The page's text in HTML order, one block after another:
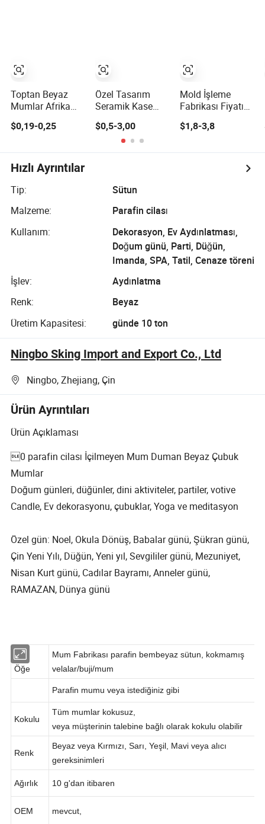
Toptan Beyaz
Mumlar Afrika
Sütun Dekoratif
$0,19-0,25
Özel Tasarım
Seramik Kase
Sitrus Mumlar
$0,5-3,00
Mold İşleme
Fabrikası Fiyatı
Bazlı Parfüm
$1,8-3,8
Hızlı Ayrıntılar
Tip:
Sütun
Malzeme:
Parafin cilası
Kullanım:
Dekorasyon, Ev Aydınlatması,
Doğum günü, Parti, Düğün,
Imanda, SPA, Tatil, Cenaze töreni
İşlev:
Aydınlatma
Renk:
Beyaz
Üretim Kapasitesi:
günde 10 ton
Ningbo Sking Import and Export Co., Ltd
Ningbo, Zhejiang, Çin
Ürün Ayrıntıları
Ürün Açıklaması
0 parafin cilası İçilmeyen Mum Duman Beyaz Çubuk
Mumlar
Doğum günleri, düğünler, dini aktiviteler, partiler, votive
Candle, Ev dekorasyonu, çubuklar, Yoga ve meditasyon
Özel gün: Noel, Okula Dönüş, Babalar günü, Şükran günü,
Çin Yeni Yılı, Düğün, Yeni yıl, Sevgililer günü, Mezuniyet,
Nisan Kurt günü, Cadılar Bayramı, Anneler günü,
RAMAZAN, Dünya günü
Mum Fabrikası parafin bembeyaz sütun, kokmamış
Parafin mumu veya istediğiniz gibi
Kokulu
Tüm mumlar kokusuz,
veya müşterinin talebine bağlı olarak kokulu olabilir
Renk
Beyaz veya Kırmızı, Sarı, Yeşil, Mavi veya alıcı
Ağırlık 10 g'dan itibaren